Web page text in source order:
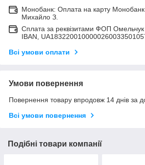
Монобанк: Оплата на карту
Михайло З.
Сплата за реквізитами ФОП Омельчук
IBAN,
Всі умови оплати
Умови повернення
Повернення товару впродовж 14 днів за
Всі умови повернення
Подібні товари компанії